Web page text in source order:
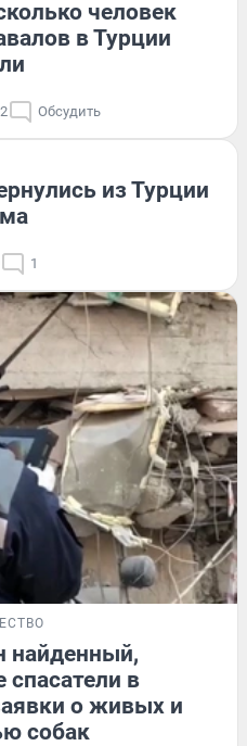
человек
в Турции
Обсудить
из Турции
1
найденный,
в
о живых и
собак